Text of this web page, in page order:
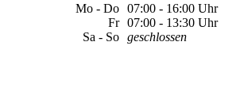
Mo - Do
Fr
Sa - So
07:00 - 16:00 Uhr
07:00 - 13:30 Uhr
geschlossen